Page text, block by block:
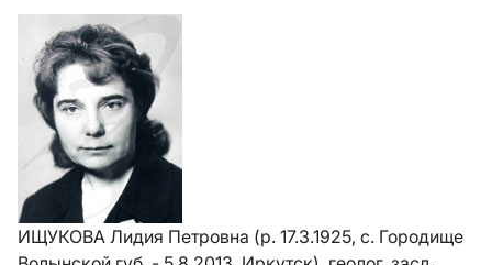
ИЩУКОВА Лидия Петровна (р. 17.3.1925, с. Городище